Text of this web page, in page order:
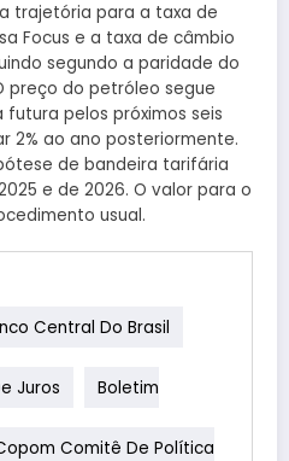
trajetória para a taxa de
Focus e a taxa de câmbio
segundo a paridade do
preço do petróleo segue
pelos próximos seis
2% ao ano posteriormente.
de bandeira tarifária
e de 2026. O valor para o
usual.
Central Do Brasil
Juros Boletim
Comitê De Política